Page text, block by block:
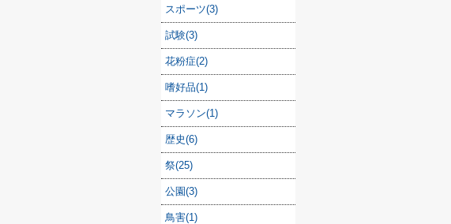
スポーツ(3)
試験(3)
花粉症(2)
嗜好品(1)
マラソン(1)
歴史(6)
祭(25)
公園(3)
鳥害(1)